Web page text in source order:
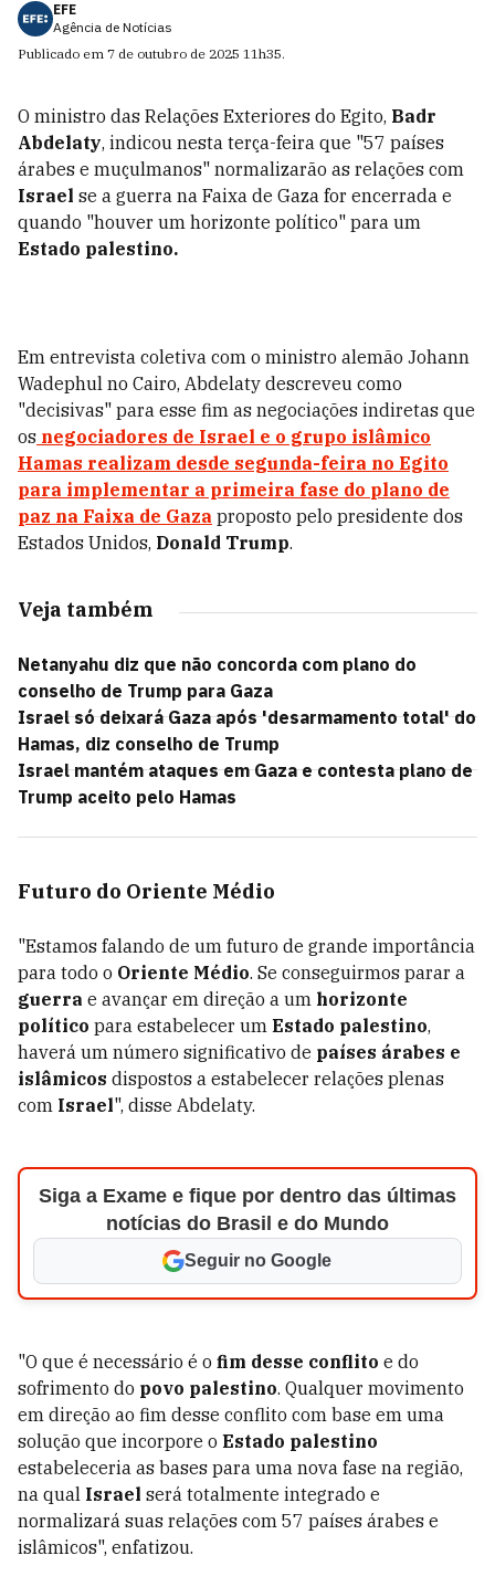
EFE
Agência de Notícias
Publicado em 7 de outubro de 2025 11h35.
O ministro das Relações Exteriores do Egito, Badr
Abdelaty, indicou nesta terça-feira que "57 países
árabes e muçulmanos" normalizarão as relações com
Israel se a guerra na Faixa de Gaza for encerrada e
quando "houver um horizonte político" para um
Estado palestino.
Em entrevista coletiva com o ministro alemão Johann
Wadephul no Cairo, Abdelaty descreveu como
"decisivas" para esse fim as negociações indiretas que
os negociadores de Israel e o grupo islâmico
Hamas realizam desde segunda-feira no Egito
para implementar a primeira fase do plano de
paz na Faixa de Gaza proposto pelo presidente dos
Estados Unidos, Donald Trump.
Veja também
Netanyahu diz que não concorda com plano do
conselho de Trump para Gaza
Israel só deixará Gaza após 'desarmamento total' do
Hamas, diz conselho de Trump
Israel mantém ataques em Gaza e contesta plano de
Trump aceito pelo Hamas
Futuro do Oriente Médio
"Estamos falando de um futuro de grande importância
para todo o Oriente Médio. Se conseguirmos parar a
guerra e avançar em direção a um horizonte
político para estabelecer um Estado palestino,
haverá um número significativo de países árabes e
islâmicos dispostos a estabelecer relações plenas
com Israel", disse Abdelaty.
Siga a Exame e fique por dentro das últimas
notícias do Brasil e do Mundo
Seguir no Google
"O que é necessário é o fim desse conflito e do
sofrimento do povo palestino. Qualquer movimento
em direção ao fim desse conflito com base em uma
solução que incorpore o Estado palestino
estabeleceria as bases para uma nova fase na região,
na qual Israel será totalmente integrado e
normalizará suas relações com 57 países árabes e
islâmicos", enfatizou.